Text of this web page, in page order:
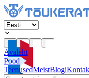
Avaleht
Pood
TeenusedMeistBlogi